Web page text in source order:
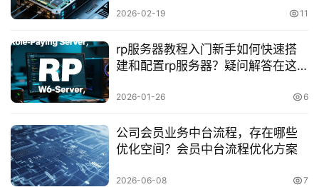
2026-02-19 11
rp服务器教程入门新手如何快速搭
建和配置rp服务器？疑问解答在这
2026-01-26 6
公司会员业务中台流程，存在哪些
优化空间？会员中台流程优化方案
2026-06-08 7